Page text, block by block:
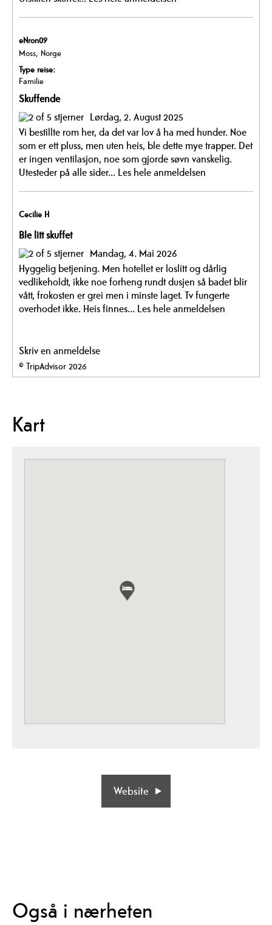
eNron09
Moss, Norge
Type reise:
Familie
Skuffende
Lørdag, 2. August 2025
Vi bestillte rom her, da det var lov å ha med hunder. Noe
som er ett pluss, men uten heis, ble dette mye trapper. Det
er ingen ventilasjon, noe som gjorde søvn vanskelig.
Utesteder på alle sider... Les hele anmeldelsen
Cecilie H
Ble litt skuffet
Mandag, 4. Mai 2026
Hyggelig betjening. Men hotellet er loslitt og dårlig
vedlikeholdt, ikke noe forheng rundt dusjen så badet blir
vått, frokosten er grei men i minste laget. Tv fungerte
overhodet ikke. Heis finnes... Les hele anmeldelsen
Skriv en anmeldelse
© TripAdvisor 2026
Kart
Website
Også i nærheten